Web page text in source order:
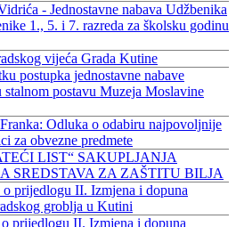
- Jednostavne nabava Udžbenika
1., 5. i 7. razreda za školsku godinu
vijeća Grada Kutine
postupka jednostavne nabave
stalnom postavu Muzeja Moslavine
Odluka o odabiru najpovoljnije
za obvezne predmete
LIST“ SAKUPLJANJA
SREDSTAVA ZA ZAŠTITU BILJA
o prijedlogu II. Izmjena i dopuna
groblja u Kutini
o prijedlogu II. Izmjena i dopuna